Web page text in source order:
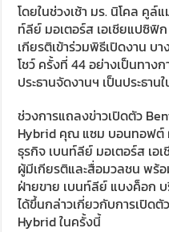
โดยในช่วงเช้า มร. นิโคล คู
ท์ลีย์ มอเตอร์ส เอเชียแปซิฟิ
เกียรติเข้าร่วมพิธีเปิดงาน บ
โชว์ ครั้งที่ 44 อย่างเป็นทาง
ประธานจัดงานฯ เป็นประธาน
ช่วงการแถลงข่าวเปิดตัว
Hybrid คุณ แซม บอนทอฟต์
ธุรกิจ เบนท์ลีย์ มอเตอร์ส เ
ผู้มีเกียรติและสื่อมวลชน พ
ฝ่ายขาย เบนท์ลีย์ แบงค็อก บ
ได้ขึ้นกล่าวเกี่ยวกับการเปิด
Hybrid ในครั้งนี้